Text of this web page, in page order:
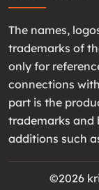
The names,
trademarks of
only for
connections
part is the
trademarks and
additions such
©2026